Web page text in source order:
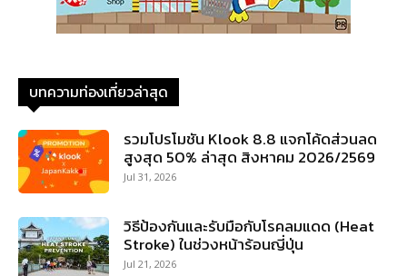
บทความท่องเที่ยวล่าสุด
รวมโปรโมชัน Klook 8.8 แจกโค้ดส่วนลด
สูงสุด 50% ล่าสุด สิงหาคม 2026/2569
Jul 31, 2026
วิธีป้องกันและรับมือกับโรคลมแดด (Heat
Stroke) ในช่วงหน้าร้อนญี่ปุ่น
Jul 21, 2026